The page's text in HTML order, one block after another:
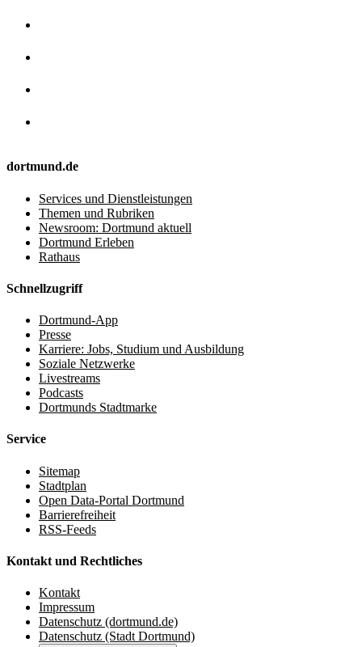
dortmund.de
Services und Dienstleistungen
Themen und Rubriken
Newsroom: Dortmund aktuell
Dortmund Erleben
Rathaus
Schnellzugriff
Dortmund-App
Presse
Karriere: Jobs, Studium und Ausbildung
Soziale Netzwerke
Livestreams
Podcasts
Dortmunds Stadtmarke
Service
Sitemap
Stadtplan
Open Data-Portal Dortmund
Barrierefreiheit
RSS-Feeds
Kontakt und Rechtliches
Kontakt
Impressum
Datenschutz (dortmund.de)
Datenschutz (Stadt Dortmund)